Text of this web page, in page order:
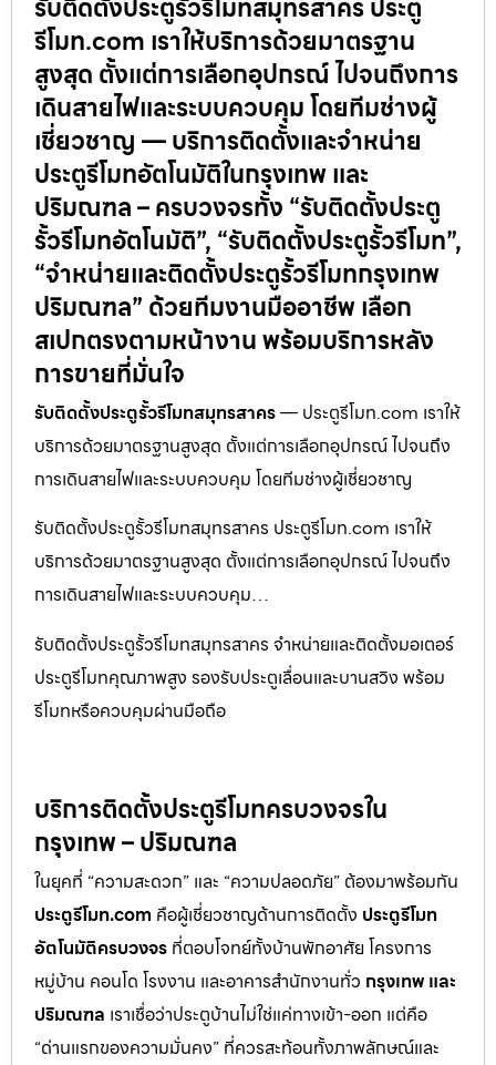
รับติดตั้งประตูรั้วรีโมทสมุทรสาคร ประตู
รีโมท.com เราให้บริการด้วยมาตรฐาน
สูงสุด ตั้งแต่การเลือกอุปกรณ์ ไปจนถึงการ
เดินสายไฟและระบบควบคุม โดยทีมช่างผู้
เชี่ยวชาญ — บริการติดตั้งและจำหน่าย
ประตูรีโมทอัตโนมัติในกรุงเทพ และ
ปริมณฑล – ครบวงจรทั้ง “รับติดตั้งประตู
รั้วรีโมทอัตโนมัติ”, “รับติดตั้งประตูรั้วรีโมท”,
“จำหน่ายและติดตั้งประตูรั้วรีโมทกรุงเทพ
ปริมณฑล” ด้วยทีมงานมืออาชีพ เลือก
สเปกตรงตามหน้างาน พร้อมบริการหลัง
การขายที่มั่นใจ
รับติดตั้งประตูรั้วรีโมทสมุทรสาคร— ประตูรีโมท.com เราให้
บริการด้วยมาตรฐานสูงสุด ตั้งแต่การเลือกอุปกรณ์ ไปจนถึง
การเดินสายไฟและระบบควบคุม โดยทีมช่างผู้เชี่ยวชาญ
รับติดตั้งประตูรั้วรีโมทสมุทรสาคร ประตูรีโมท.com เราให้
บริการด้วยมาตรฐานสูงสุด ตั้งแต่การเลือกอุปกรณ์ ไปจนถึง
การเดินสายไฟและระบบควบคุม…
รับติดตั้งประตูรั้วรีโมทสมุทรสาคร จำหน่ายและติดตั้งมอเตอร์
ประตูรีโมทคุณภาพสูง รองรับประตูเลื่อนและบานสวิง พร้อม
รีโมทหรือควบคุมผ่านมือถือ
บริการติดตั้งประตูรีโมทครบวงจรใน
กรุงเทพ – ปริมณฑล
ในยุคที่ “ความสะดวก” และ “ความปลอดภัย” ต้องมาพร้อมกัน
ประตูรีโมท.com คือผู้เชี่ยวชาญด้านการติดตั้ง ประตูรีโมท
อัตโนมัติครบวงจร ที่ตอบโจทย์ทั้งบ้านพักอาศัย โครงการ
หมู่บ้าน คอนโด โรงงาน และอาคารสำนักงานทั่ว กรุงเทพ และ
ปริมณฑล เราเชื่อว่าประตูบ้านไม่ใช่แค่ทางเข้า-ออก แต่คือ
“ด่านแรกของความมั่นคง” ที่ควรสะท้อนทั้งภาพลักษณ์และ